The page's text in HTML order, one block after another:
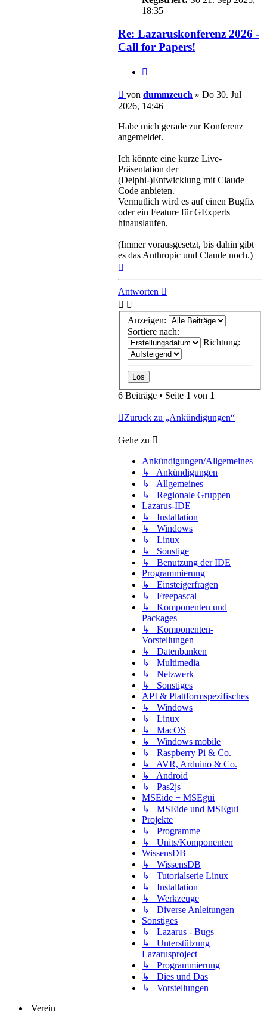
18:35
Re: Lazaruskonferenz 2026 -
Call for Papers!
Beitrag
von dummzeuch » Do 30. Jul
2026, 14:46
Habe mich gerade zur Konferenz
angemeldet.
Ich könnte eine kurze Live-
Präsentation der
(Delphi-)Entwicklung mit Claude
Code anbieten.
Vermutlich wird es auf einen Bugfix
oder ein Feature für GExperts
hinauslaufen.
(Immer vorausgesetzt, bis dahin gibt
es das Anthropic und Claude noch.)
Antworten
Anzeigen:
Sortiere nach:
Richtung:
6 Beiträge • Seite 1 von 1
Zurück zu „Ankündigungen“
Gehe zu
Ankündigungen/Allgemeines
↳ Ankündigungen
↳ Allgemeines
↳ Regionale Gruppen
Lazarus-IDE
↳ Installation
↳ Windows
↳ Linux
↳ Sonstige
↳ Benutzung der IDE
Programmierung
↳ Einsteigerfragen
↳ Freepascal
↳ Komponenten und
Packages
↳ Komponenten-
Vorstellungen
↳ Datenbanken
↳ Multimedia
↳ Netzwerk
↳ Sonstiges
API & Plattformspezifisches
↳ Windows
↳ Linux
↳ MacOS
↳ Windows mobile
↳ Raspberry Pi & Co.
↳ AVR, Arduino & Co.
↳ Android
↳ Pas2js
MSEide + MSEgui
↳ MSEide und MSEgui
Projekte
↳ Programme
↳ Units/Komponenten
WissensDB
↳ WissensDB
↳ Tutorialserie Linux
↳ Installation
↳ Werkzeuge
↳ Diverse Anleitungen
Sonstiges
↳ Lazarus - Bugs
↳ Unterstützung
Lazarusproject
↳ Programmierung
↳ Dies und Das
↳ Vorstellungen
Verein